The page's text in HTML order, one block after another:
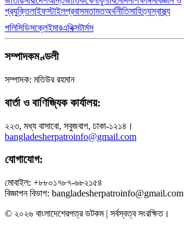
প্রযুক্তিলাইফস্টাইলপ্রবাসমতামতঅর্থনীতিসাহিত্যস্বাস্থ্য
পলিসিডিসক্লেইমারএথিক্সটার্মস
সম্পাদকমণ্ডলী
সম্পাদক: মতিউর রহমান
বার্তা ও বাণিজ্যিক কার্যালয়:
২২৩, মধ্য বাসাবো, সবুজবাগ, ঢাকা-১২১৪।
bangladesherpatroinfo@gmail.com
যোগাযোগ:
মোবাইল: +৮৮০১৭৮৭-৬৮২১৫৪
বিজ্ঞাপন বিভাগ: bangladesherpatroinfo@gmail.com
© ২০২৬ বাংলাদেশেরপত্র ডটকম | সর্বস্বত্ব সংরক্ষিত।